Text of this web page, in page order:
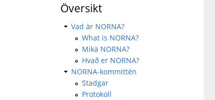
Översikt
Vad är NORNA?
What is NORNA?
Mikä NORNA?
Hvað er NORNA?
NORNA-kommittén
Stadgar
Protokoll